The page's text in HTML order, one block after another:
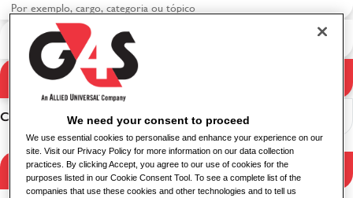
Resultados da pesquisa
Pesquisar por local
Classificar
Filter Results
We need your consent to proceed
We use essential cookies to personalise and enhance your experience on our
site. Visit our Privacy Policy for more information on our data collection
practices. By clicking Accept, you agree to our use of cookies for the
purposes listed in our Cookie Consent Tool. To see a complete list of the
companies that use these cookies and other technologies and to tell us